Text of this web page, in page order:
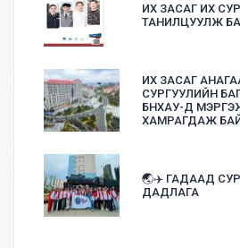
ИХ ЗАСАГ ИХ
ТАНИЛЦУУЛЖ
ИХ ЗАСАГ
СУРГУУЛИЙН
БНХАУ-Д
ХАМРАГДАЖ
🌏✈️ ГАДААД
ДАДЛАГА